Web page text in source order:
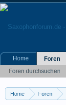
Home Foren
Home
Foren
Foren durchsuchen